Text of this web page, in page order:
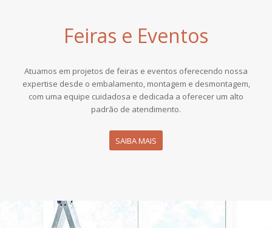
Feiras e Eventos
Atuamos em projetos de feiras e eventos oferecendo nossa
expertise desde o embalamento, montagem e desmontagem,
com uma equipe cuidadosa e dedicada a oferecer um alto
padrão de atendimento.
SAIBA MAIS